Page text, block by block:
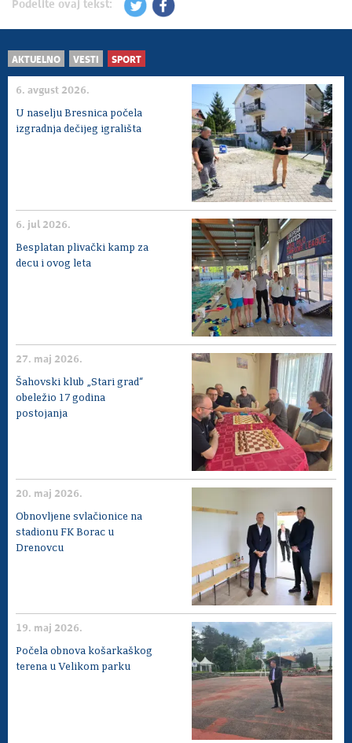
Podelite ovaj tekst:
AKTUELNO VESTI SPORT
6. avgust 2026.
U naselju Bresnica počela
izgradnja dečijeg igrališta
6. jul 2026.
Besplatan plivački kamp za
decu i ovog leta
27. maj 2026.
Šahovski klub „Stari grad“
obeležio 17 godina
postojanja
20. maj 2026.
Obnovljene svlačionice na
stadionu FK Borac u
Drenovcu
19. maj 2026.
Počela obnova košarkaškog
terena u Velikom parku